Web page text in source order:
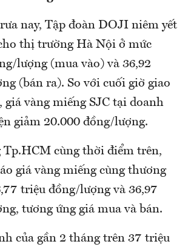
nay, Tập đoàn DOJI niêm yết
thị trường Hà Nội ở mức
lượng (mua vào) và 36,92
(bán ra). So với cuối giờ giao
giá vàng miếng SJC tại doanh
giảm 20.000 đồng/lượng.
cùng thời điểm trên,
giá vàng miếng cùng thương
triệu đồng/lượng và 36,97
tương ứng giá mua và bán.
của gần 2 tháng trên 37 triệu